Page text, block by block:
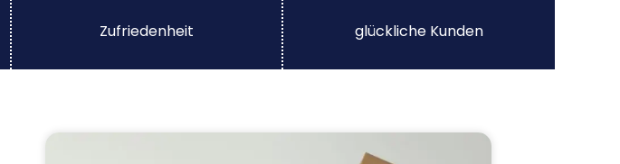
Zufriedenheit glückliche Kunden